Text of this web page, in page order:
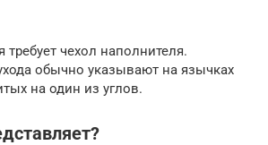
чехол наполнителя.
обычно указывают на язычках
на один из углов.